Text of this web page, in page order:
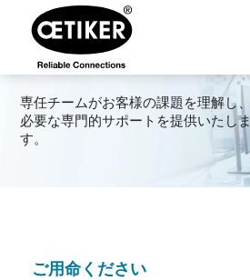
専任チームがお客様の課題を理解し、
必要な専門的サポートを提供いたしま
す。
ご用命ください